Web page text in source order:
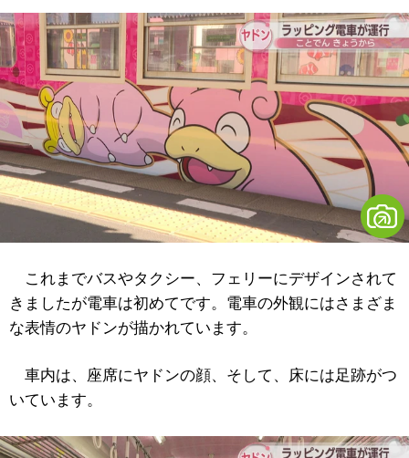
これまでバスやタクシー、フェリーにデザインされて
きましたが電車は初めてです。電車の外観にはさまざま
な表情のヤドンが描かれています。
車内は、座席にヤドンの顔、そして、床には足跡がつ
いています。